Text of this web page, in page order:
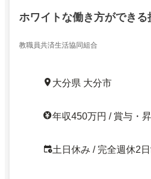
ホワイトな働き方ができ
教職員共済生活協同組合
大分県 大分市
年収450万円 / 賞与・
土日休み / 完全週休2